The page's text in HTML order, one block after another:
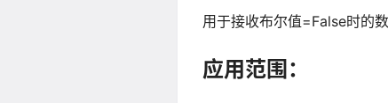
用于接收布尔值=False时的数
应用范围：